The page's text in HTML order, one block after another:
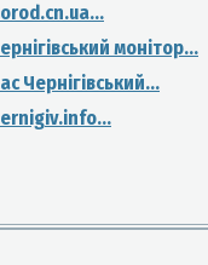
монітор...
Чернігівський...